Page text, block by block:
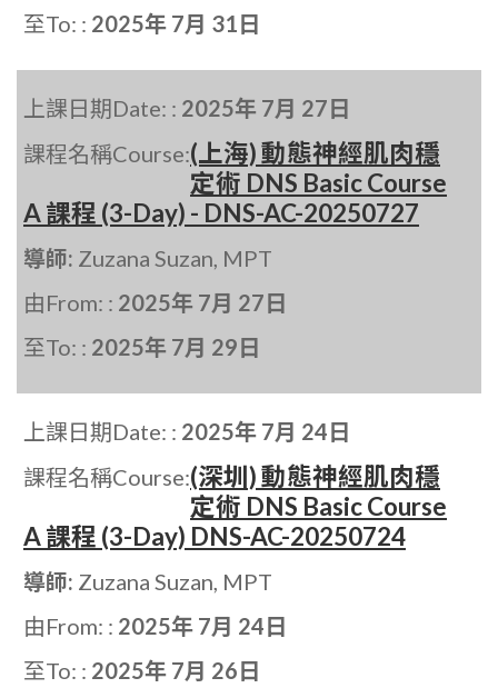
至To: : 2025年 7月 31日
上課日期Date: : 2025年 7月 27日
課程名稱Course:(上海) 動態神經肌肉穩
定術 DNS Basic Course
A 課程 (3-Day) - DNS-AC-20250727
導師: Zuzana Suzan, MPT
由From: : 2025年 7月 27日
至To: : 2025年 7月 29日
上課日期Date: : 2025年 7月 24日
課程名稱Course:(深圳) 動態神經肌肉穩
定術 DNS Basic Course
A 課程 (3-Day) DNS-AC-20250724
導師: Zuzana Suzan, MPT
由From: : 2025年 7月 24日
至To: : 2025年 7月 26日